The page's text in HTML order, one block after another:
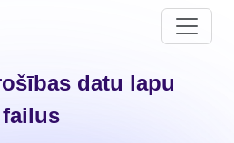
datu lapu
failus